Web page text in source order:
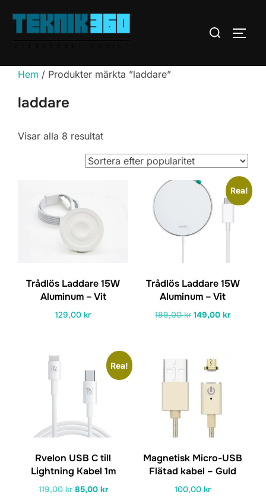
Sök
Hem / Produkter märkta ”laddare”
laddare
Visar alla 8 resultatSortera
efter
popularitet
Trådlös Laddare 15W
Aluminum – Vit
129,00kr
Rea!
Trådlös Laddare 15W
Aluminum – Vit
189,00kr Det
var:
189,00 kr.
149,00krDet
Rea!
Rvelon USB C till
Lightning Kabel 1m
119,00kr Det
85,00 krDet
Magnetisk Micro-USB
Flätad kabel – Guld
100,00kr